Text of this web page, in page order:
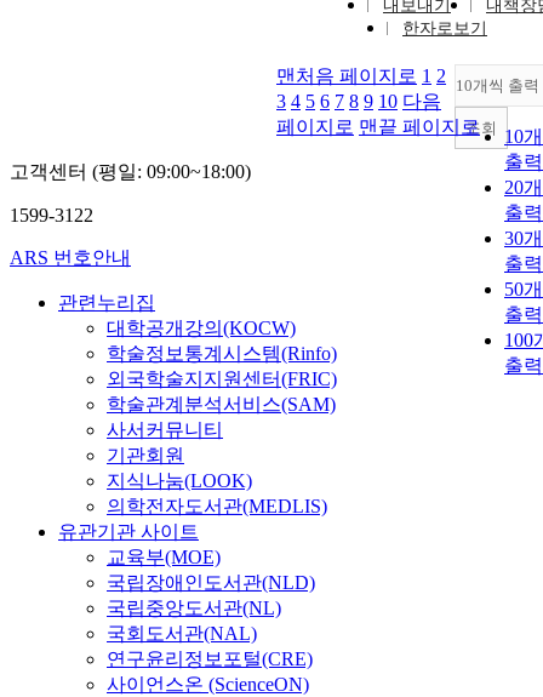
내보내기
내책장
한자로보기
10개씩 출력
10
출력
20
출력
30
출력
50
출력
100
출력
조회
맨처음 페이지로 1 2
3 4 5 6 7 8 9 10 다음
페이지로 맨끝 페이지로
고객센터 (평일: 09:00~18:00)
1599-3122
ARS 번호안내
관련누리집
대학공개강의(KOCW)
학술정보통계시스템(Rinfo)
외국학술지지원센터(FRIC)
학술관계분석서비스(SAM)
사서커뮤니티
기관회원
지식나눔(LOOK)
의학전자도서관(MEDLIS)
유관기관 사이트
교육부(MOE)
국립장애인도서관(NLD)
국립중앙도서관(NL)
국회도서관(NAL)
연구윤리정보포털(CRE)
사이언스온 (ScienceON)